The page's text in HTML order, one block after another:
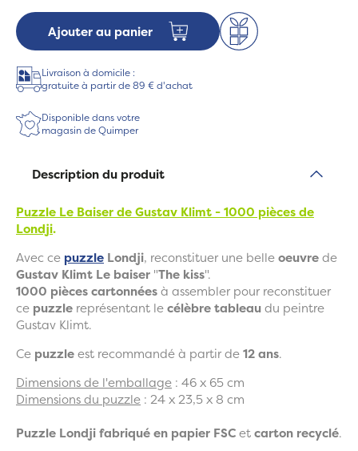
Ajouter au panier
Livraison à domicile :
gratuite à partir de 89 € d'achat
Disponible dans votre
magasin de Quimper
Description du produit
Puzzle Le Baiser de Gustav Klimt - 1000 pièces de
Londji.
Avec ce puzzle Londji, reconstituer une belleoeuvrede
Gustav Klimt Le baiser "The kiss".
1000 pièces cartonnéesà assembler pour reconstituer
ce puzzle représentant lecélèbre tableaudu peintre
Gustav Klimt.
Ce puzzleest recommandé à partir de12 ans.
Dimensions de l'emballage : 46 x 65 cm
Dimensions du puzzle : 24 x 23,5 x 8 cm
Puzzle Londji fabriqué en papier FSCetcarton recyclé.